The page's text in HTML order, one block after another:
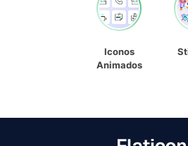
Iconos
Animados